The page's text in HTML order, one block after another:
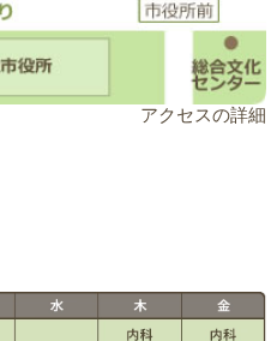
アクセスの詳細